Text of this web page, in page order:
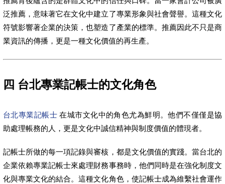
泛推薦，意味著它在文化中建立了專業形象與社會聲譽。這種文化
符號影響著企業的決策，也塑造了產業的標準。推薦因此不只是商
業資訊的傳播，更是一種文化價值的再生產。
四 台北專業記帳士的文化角色
台北專業記帳士 在城市文化中的角色尤為鮮明。他們不僅僅是協
助處理帳務的人，更是文化中誠信精神與制度價值的體現者。
記帳士所做的每一項記錄與審核，都是文化價值的實踐。當台北的
企業依賴專業記帳士來處理財務事務時，他們同時是在強化制度文
化與專業文化的結合。這種文化角色，使記帳士成為維繫社會運作